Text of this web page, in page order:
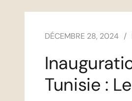
DÉCEMBRE 28, 2024
Tunisie :